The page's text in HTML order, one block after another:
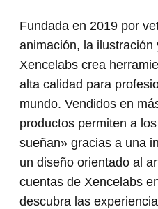
Fundada en 2019 por
animación, la ilustración
Xencelabs crea
alta calidad para
mundo. Vendidos en
productos permiten a
sueñan» gracias a una
un diseño orientado al
cuentas de Xencelabs
descubra las